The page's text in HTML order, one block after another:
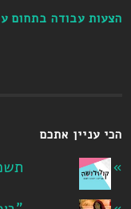
הצעות עבודה בתחום
הכי עניין אתכם